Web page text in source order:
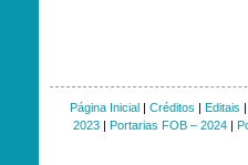
Página Inicial| Créditos | Editais |
2023| Portarias FOB – 2024|